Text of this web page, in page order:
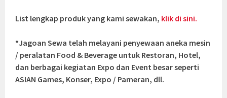
List lengkap produk yang kami sewakan, klik di sini.
*Jagoan Sewa telah melayani penyewaan aneka mesin
/ peralatan Food & Beverage untuk Restoran, Hotel,
dan berbagai kegiatan Expo dan Event besar seperti
ASIAN Games, Konser, Expo / Pameran, dll.